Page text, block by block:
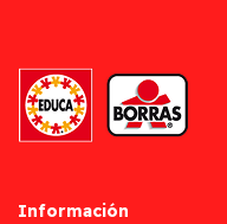
Información